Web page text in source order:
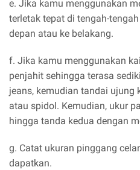
e. Jika kamu menggunakan
terletak tepat di tengah-
depan atau ke belakang.
f. Jika kamu menggunakan
penjahit sehingga terasa
jeans, kemudian tandai ujung
atau spidol. Kemudian, ukur
hingga tanda kedua dengan
g. Catat ukuran pinggang
dapatkan.